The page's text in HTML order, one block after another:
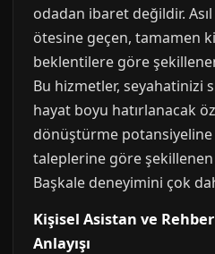
odadan ibaret değildir.
ötesine geçen, tamamen
beklentilere göre
Bu hizmetler, seyahatinizi
hayat boyu hatırlanacak
dönüştürme
taleplerine göre
Başkale deneyimini çok
Kişisel Asistan ve
Anlayışı